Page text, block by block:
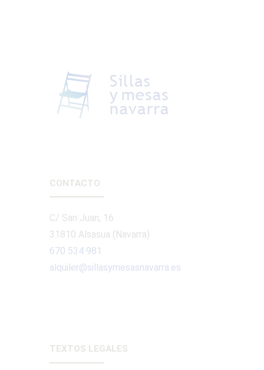
CONTACTO
C/ San Juan, 16
31810 Alsasua (Navarra)
670 534 981
alquiler@sillasymesasnavarra.es
TEXTOS LEGALES